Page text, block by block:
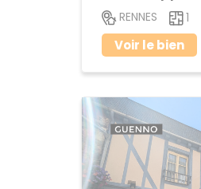
RENNES 1
Voir le bien